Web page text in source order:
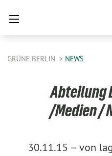
GRÜNE BERLIN NEWS
Abteilung
/Medien /
30.11.15 – von